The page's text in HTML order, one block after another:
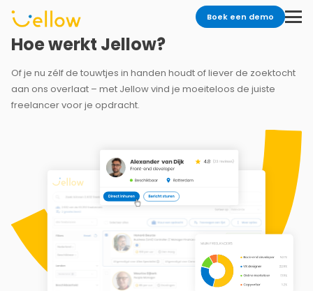
Boek een demo
Hoe werkt Jellow?
Of je nu zélf de touwtjes in handen houdt of liever de zoektocht
aan ons overlaat – met Jellow vind je moeiteloos de juiste
freelancer voor je opdracht.